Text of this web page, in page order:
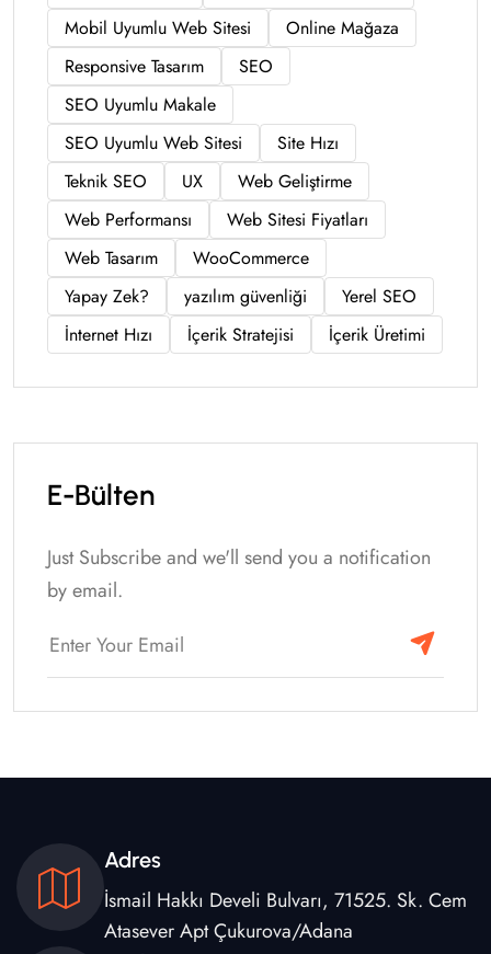
Mobil Uyumlu Web Sitesi
Online Mağaza
Responsive Tasarım
SEO
SEO Uyumlu Makale
SEO Uyumlu Web Sitesi
Site Hızı
Teknik SEO
UX
Web Geliştirme
Web Performansı
Web Sitesi Fiyatları
Web Tasarım
WooCommerce
Yapay Zek?
yazılım güvenliği
Yerel SEO
İnternet Hızı
İçerik Stratejisi İçerik Üretimi
E-Bülten
Just Subscribe and we'll send you a notification
by email.
Adres
İsmail Hakkı Develi Bulvarı, 71525. Sk. Cem
Atasever Apt Çukurova/Adana